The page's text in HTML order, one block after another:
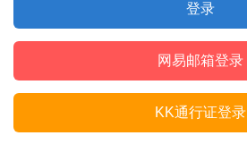
登录
网易邮箱登录
KK通行证登录